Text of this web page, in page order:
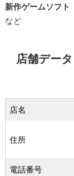
新作ゲームソフト
など
店舗データ
店名
住所
電話番号